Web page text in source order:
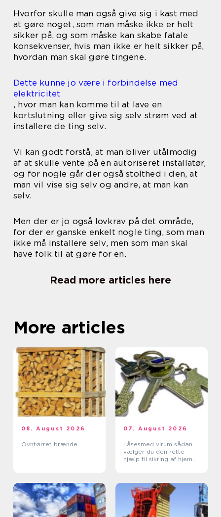
Hvorfor skulle man også give sig i kast med
at gøre noget, som man måske ikke er helt
sikker på, og som måske kan skabe fatale
konsekvenser, hvis man ikke er helt sikker på,
hvordan man skal gøre tingene.
Dette kunne jo være i forbindelse med
elektricitet
, hvor man kan komme til at lave en
kortslutning eller give sig selv strøm ved at
installere de ting selv.
Vi kan godt forstå, at man bliver utålmodig
af at skulle vente på en autoriseret installatør,
og for nogle går der også stolthed i den, at
man vil vise sig selv og andre, at man kan
selv.
Men der er jo også lovkrav på det område,
for der er ganske enkelt nogle ting, som man
ikke må installere selv, men som man skal
have folk til at gøre for en.
Read more articles here
More articles
08. August 2026
Ovntørret brænde
07. August 2026
Låsesmed virum sådan
vælger du den rette
hjælp til sikring af hjem